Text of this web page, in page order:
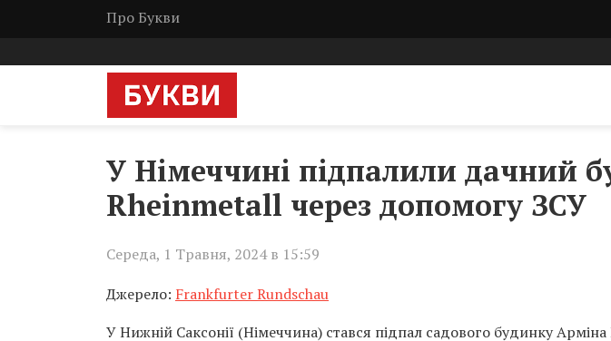
Про Букви
У Німеччині підпалили дачний
Rheinmetall через допомогу ЗСУ
Середа, 1 Травня, 2024 в 15:59
Джерело: Frankfurter Rundschau
У Нижній Саксонії (Німеччина) стався підпал садового будинку